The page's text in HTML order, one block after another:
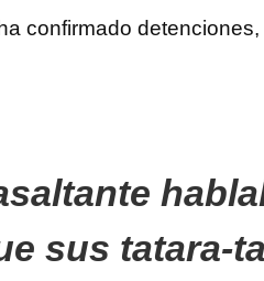
confirmado
sus tatara-